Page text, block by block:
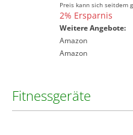
Preis kann sich seitdem
2% Ersparnis
Weitere Angebote:
Amazon
Amazon
Fitnessgeräte